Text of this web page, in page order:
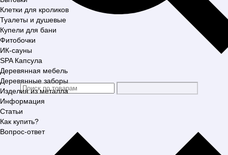
Клетки для кроликов
Туалеты и душевые
Купели для бани
Фитобочки
ИК-сауны
SPA Капсула
Деревянная мебель
Деревянные заборы
Изделия из металла
Информация
Статьи
Как купить?
Вопрос-ответ